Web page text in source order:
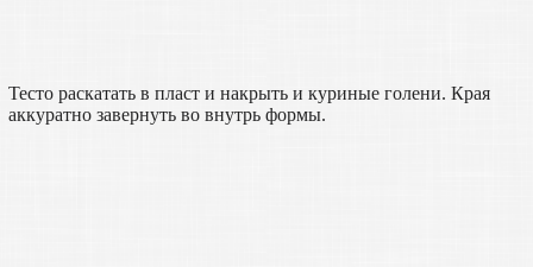
Тесто раскатать в пласт и накрыть и куриные голени. Края
аккуратно завернуть во внутрь формы.